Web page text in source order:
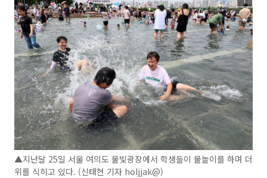
▲지난달 25일 서울 여의도 물빛광장에서 학생들이 물놀이를 하며 더
위를 식히고 있다. (신태현 기자 holjjak@)